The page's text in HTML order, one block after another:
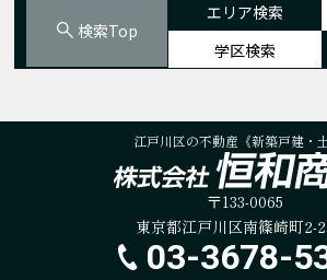
検索Top
エリア検索
学区検索
江戸川区の不動産《新築戸建・土
〒133-0065
東京都江戸川区南篠崎町2-
03-3678-